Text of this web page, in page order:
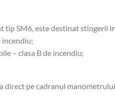
SM6, este destinat stingerii
incendiu;
– clasa B de incendiu;
direct pe cadranul